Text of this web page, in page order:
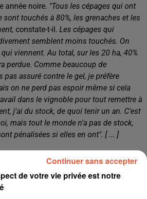
année noire. "Tous les cépages qui ont
sont touchés à 80%, les grenaches et les
constate-t-il. Les cépages qui
semblent moins touchés. On
viennent. Au total, sur les 20 ha, 40%
perdue. Comme beaucoup de
pas assuré contre le gel, je préfère
on ne perd pas espoir même si cela
dans le vignoble pour tout remettre à
j'ai du stock, de quoi tenir un an. C'est
mais tout le monde n'a pas de stock,
pénalisées si elles en ont". [ ... ]
O.Lemierre
de votre vie privée est notre
Continuer sans accepter